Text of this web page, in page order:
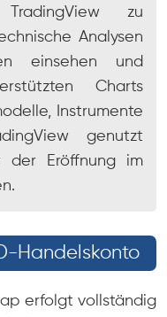
zu
Analysen
einsehen und
Charts
Instrumente
genutzt
der Eröffnung im
Handelskonto
erfolgt vollständig